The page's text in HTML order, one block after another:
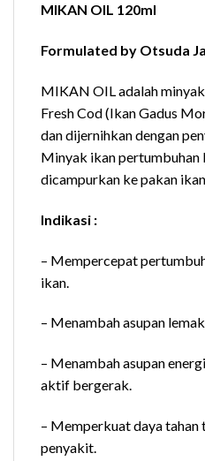
MIKAN OIL 120ml
Formulated by Otsuda
MIKAN OIL adalah
Fresh Cod (Ikan Gadus
dan dijernihkan dengan
Minyak ikan pertumbuhan
dicampurkan ke pakan
Indikasi :
– Mempercepat
ikan.
– Menambah asupan
– Menambah asupan
aktif bergerak.
– Memperkuat daya tahan
penyakit.